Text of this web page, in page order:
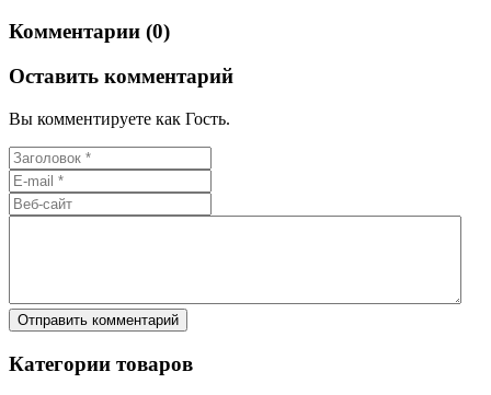
Комментарии (0)
Оставить комментарий
Вы комментируете как Гость.
Категории товаров